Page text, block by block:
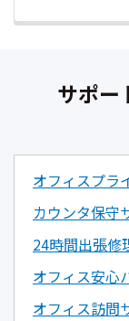
サポー
オフィスプラ
カウンタ保守
24時間出張修
オフィス安心
オフィス訪問